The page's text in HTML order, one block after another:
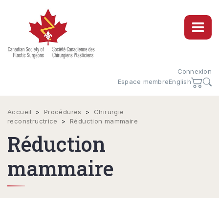
Connexion
Espace membreEnglish
Accueil > Procédures >
Chirurgie
reconstructrice
> Réduction mammaire
Réduction
mammaire